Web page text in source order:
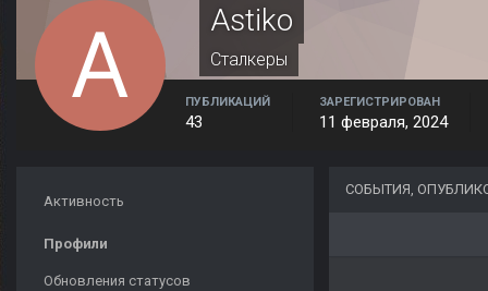
Astiko
Сталкеры
ПУБЛИКАЦИЙ
43
ЗАРЕГИСТРИРОВАН
11 февраля, 2024
Активность
Профили
Обновления статусов
СОБЫТИЯ,